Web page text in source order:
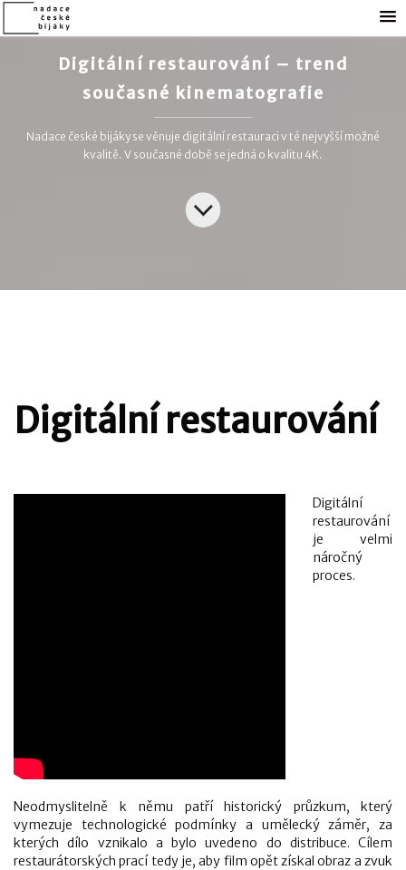
Digitální restaurování – trend
současné kinematografie
Nadace české bijáky se věnuje digitální restauraci v té nejvyšší možné
kvalitě. V současné době se jedná o kvalitu 4K.
Digitální restaurování
Digitální
restaurování
je velmi
náročný
proces.
Neodmyslitelně k němu patří historický průzkum, který
vymezuje technologické podmínky a umělecký záměr, za
kterých dílo vznikalo a bylo uvedeno do distribuce. Cílem
restaurátorských prací tedy je, aby film opět získal obraz a zvuk